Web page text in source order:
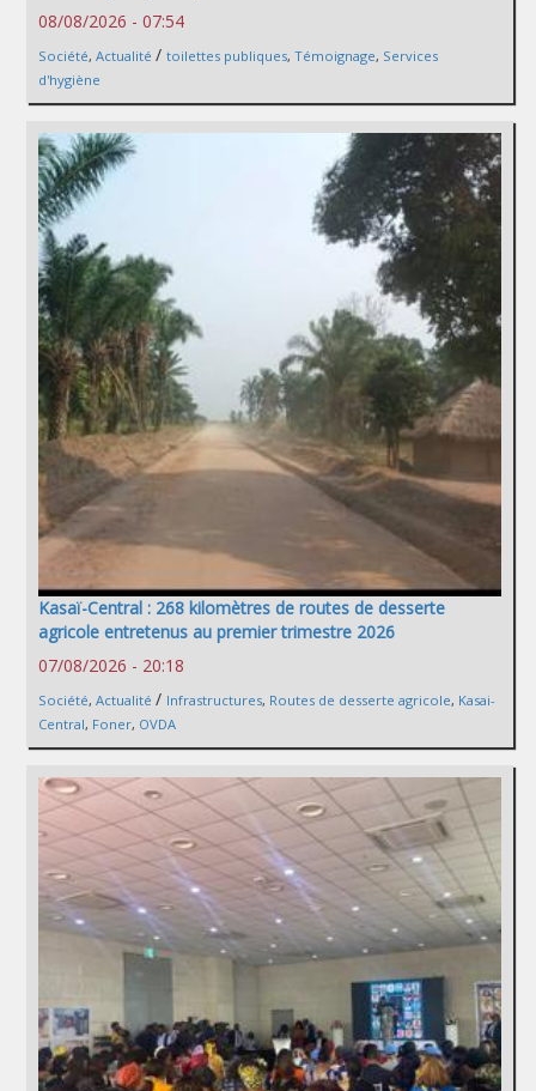
08/08/2026 - 07:54
Société, Actualité / toilettes publiques, Témoignage, Services
d'hygiène
Kasaï-Central : 268 kilomètres de routes de desserte
agricole entretenus au premier trimestre 2026
07/08/2026 - 20:18
Société, Actualité / Infrastructures, Routes de desserte agricole, Kasai-
Central, Foner, OVDA